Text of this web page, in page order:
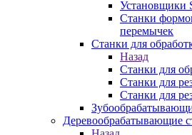
Установщики
Станки
перемычек
Станки для
Назад
Станки для
Станки для
Станки для
Деревообрабатывающие